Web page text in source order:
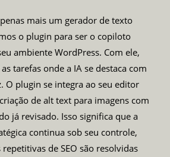
mais um gerador de texto
o plugin para ser o copiloto
ambiente WordPress. Com ele,
tarefas onde a IA se destaca com
O plugin se integra ao seu editor
de alt text para imagens com
já revisado. Isso significa que a
continua sob seu controle,
de SEO são resolvidas